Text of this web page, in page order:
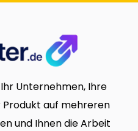
Unternehmen, Ihre
Produkt auf mehreren
und Ihnen die Arbeit